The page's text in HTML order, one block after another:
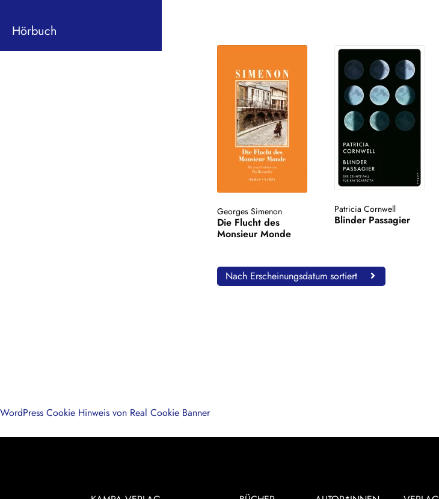
Hörbuch
Georges Simenon
Die Flucht des
Monsieur Monde
Patricia Cornwell
Blinder Passagier
Nach Erscheinungsdatum sortiert
WordPress Cookie Hinweis von Real Cookie Banner